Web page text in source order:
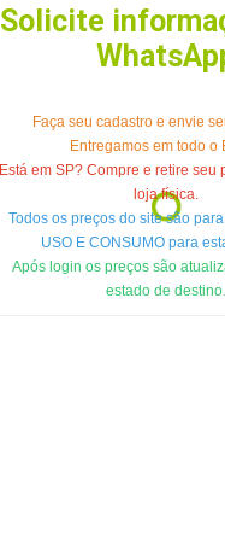
Solicite
Faça seu cadastro e envie
Entregamos em todo o
Está em SP? Compre e retire seu
loja física.
Todos os preços do site são
USO E CONSUMO para
Após login os preços são
estado de destino.